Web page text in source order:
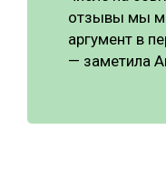
отзывы мы
аргумент в
— заметила